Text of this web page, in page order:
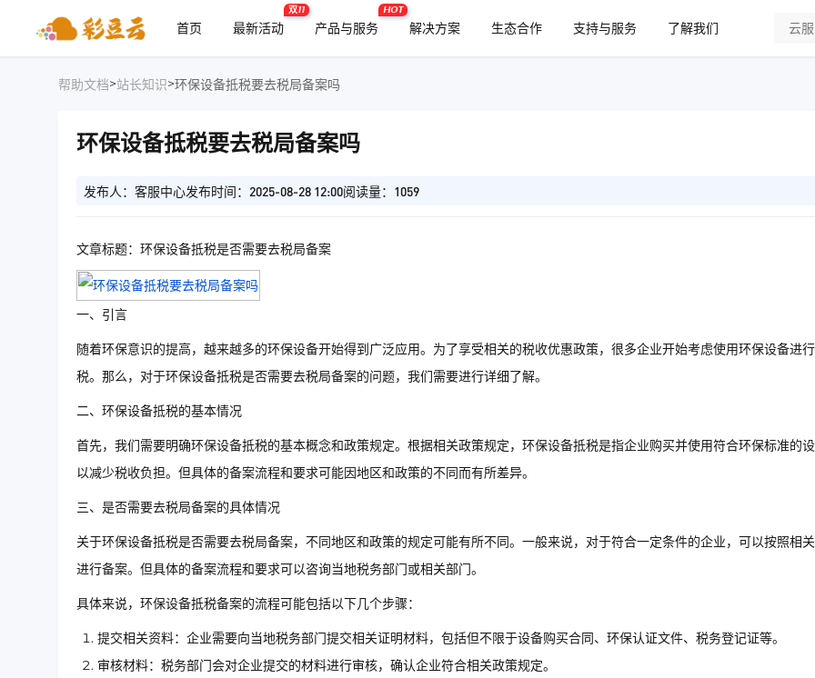
首页 最新活动
双11
产品与服务
HOT
解决方案 生态合作 支持与服务
了解我们
帮助文档>站长知识>环保设备抵税要去税局备案吗
环保设备抵税要去税局备案吗
发布人：客服中心发布时间：2025-08-28 12:00阅读量：1059
文章标题：环保设备抵税是否需要去税局备案
一、引言
随着环保意识的提高，越来越多的环保设备开始得到广泛应用。为了享受相关的税收优惠政策，很多企业开始考虑使用环保设备进
税。那么，对于环保设备抵税是否需要去税局备案的问题，我们需要进行详细了解。
二、环保设备抵税的基本情况
首先，我们需要明确环保设备抵税的基本概念和政策规定。根据相关政策规定，环保设备抵税是指企业购买并使用符合环保标准的设
以减少税收负担。但具体的备案流程和要求可能因地区和政策的不同而有所差异。
三、是否需要去税局备案的具体情况
关于环保设备抵税是否需要去税局备案，不同地区和政策的规定可能有所不同。一般来说，对于符合一定条件的企业，可以按照相
进行备案。但具体的备案流程和要求可以咨询当地税务部门或相关部门。
具体来说，环保设备抵税备案的流程可能包括以下几个步骤：
提交相关资料：企业需要向当地税务部门提交相关证明材料，包括但不限于设备购买合同、环保认证文件、税务登记证等。
审核材料：税务部门会对企业提交的材料进行审核，确认企业符合相关政策规定。